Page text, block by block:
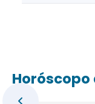
Horóscopo